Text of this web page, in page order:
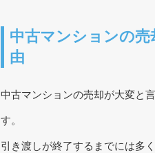
中古マンションの
由
中古マンションの売却が大変と
す。
引き渡しが終了するまでには多